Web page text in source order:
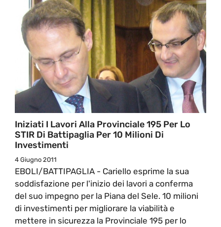
Iniziati I Lavori Alla Provinciale 195 Per Lo
STIR Di Battipaglia Per 10 Milioni Di
Investimenti
4 Giugno 2011
EBOLI/BATTIPAGLIA - Cariello esprime la sua
soddisfazione per l'inizio dei lavori a conferma
del suo impegno per la Piana del Sele. 10 milioni
di investimenti per migliorare la viabilità e
mettere in sicurezza la Provinciale 195 per lo